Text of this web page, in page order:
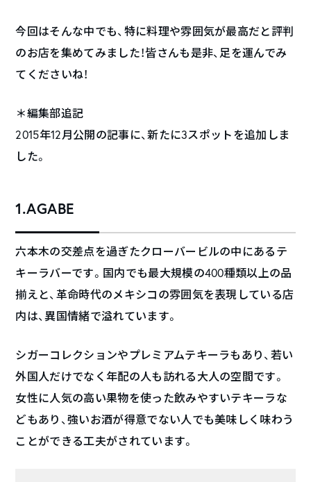
今回はそんな中でも、特に料理や雰囲気が最高だと評判
のお店を集めてみました！皆さんも是非、足を運んでみ
てくださいね！
＊編集部追記
2015年12月公開の記事に、新たに3スポットを追加しま
した。
1.AGABE
六本木の交差点を過ぎたクローバービルの中にあるテ
キーラバーです。国内でも最大規模の400種類以上の品
揃えと、革命時代のメキシコの雰囲気を表現している店
内は、異国情緒で溢れています。
シガーコレクションやプレミアムテキーラもあり、若い
外国人だけでなく年配の人も訪れる大人の空間です。
女性に人気の高い果物を使った飲みやすいテキーラな
どもあり、強いお酒が得意でない人でも美味しく味わう
ことができる工夫がされています。